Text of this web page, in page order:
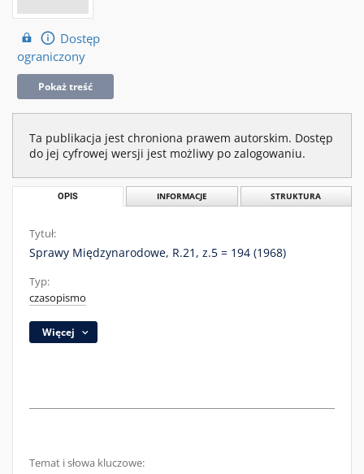
Dostęp
ograniczony
Pokaż treść
Ta publikacja jest chroniona prawem autorskim. Dostęp
do jej cyfrowej wersji jest możliwy po zalogowaniu.
OPIS INFORMACJE STRUKTURA
Tytuł:
Sprawy Międzynarodowe, R.21, z.5 = 194 (1968)
Typ:
czasopismo
Więcej
Temat i słowa kluczowe: